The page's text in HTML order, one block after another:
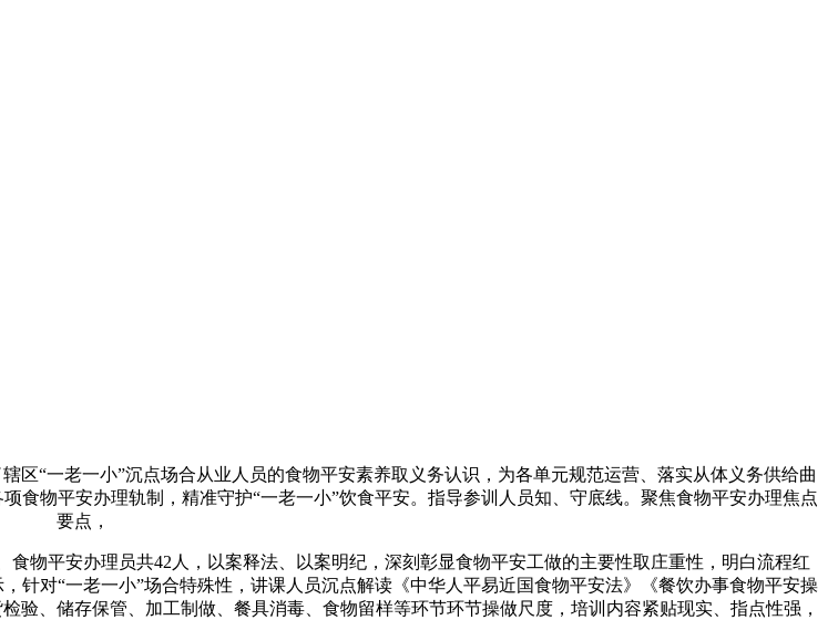
“一老一小”沉点场合从业人员的食物平安素养取义务认识，为各单元规范运营、落实从体义务供给曲
食物平安办理轨制，精准守护“一老一小”饮食平安。指导参训人员知、守底线。聚焦食物平安办理焦点
要点，
平安办理员共42人，以案释法、以案明纪，深刻彰显食物平安工做的主要性取庄重性，明白流程红
针对“一老一小”场合特殊性，讲课人员沉点解读《中华人平易近国食物平安法》《餐饮办事食物平安操
、储存保管、加工制做、餐具消毒、食物留样等环节环节操做尺度，培训内容紧贴现实、指点性强，